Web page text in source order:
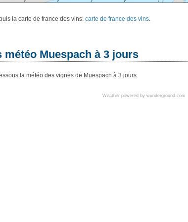
la carte de france des vins: carte de france des vins.
météo Muespach à 3 jours
la météo des vignes de Muespach à 3 jours.
Weather powered by wunderground.com